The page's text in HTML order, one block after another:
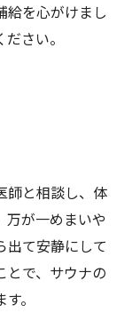
給を心がけまし
さい。
師と相談し、体
万が一めまいや
出て安静にして
とで、サウナの
。